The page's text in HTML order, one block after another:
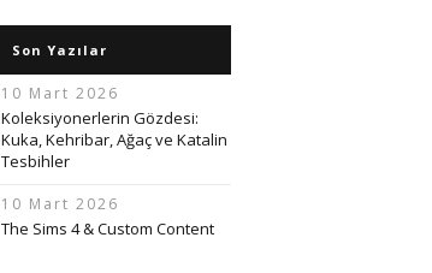
Son Yazılar
10 Mart 2026
Koleksiyonerlerin Gözdesi:
Kuka, Kehribar, Ağaç ve Katalin
Tesbihler
10 Mart 2026
The Sims 4 & Custom Content